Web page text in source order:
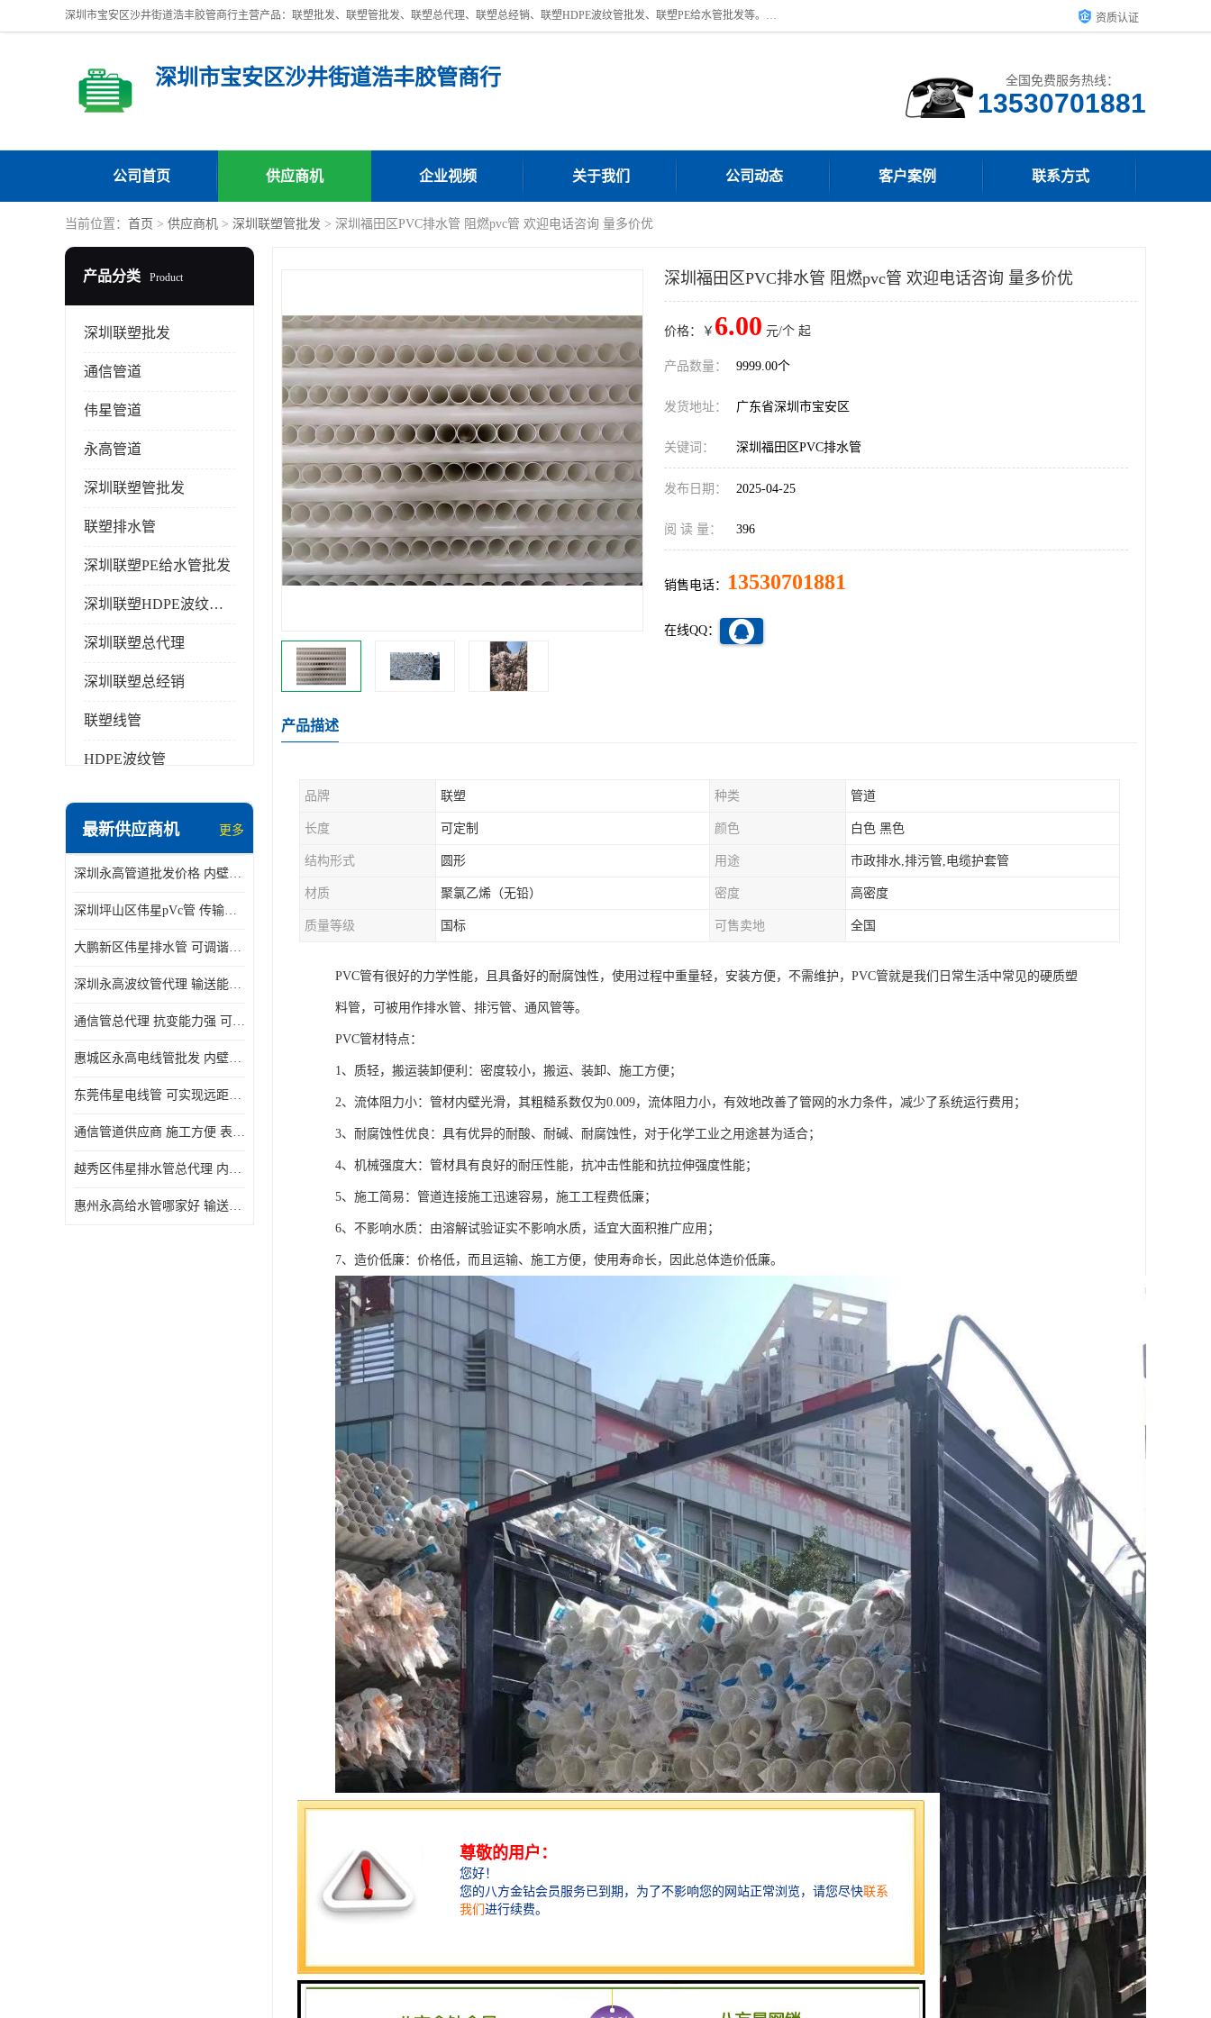
深圳市宝安区沙井街道浩丰胶管商行主营产品：联塑批发、联塑管批发、联塑总代理、联塑总经销、联塑HDPE波纹管批发、联塑PE给水管批发等。凭借服务以及多年的勤奋拼搏，发展成为一家销售各种管材管件，绝缘电工套管及配件等系列产品的贸易公司。公司秉承“顾客至上，锐意进取”的经营理念，坚持“客户至上”原则为广大客户提供的服务。欢迎惠顾！ 资质认证
深圳市宝安区沙井街道浩丰胶管商行 全国免费服务热线：
公司首页 供应商机 企业视频 关于我们 公司动态 客户案例 联系方式
当前位置： 首页 > 供应商机 > 深圳联塑管批发 > 深圳福田区PVC排水管 阻燃pvc管 欢迎电话咨询 量多价优
产品分类 Product
深圳联塑批发
通信管道
伟星管道
永高管道
深圳联塑管批发
联塑排水管
深圳联塑PE给水管批发
深圳联塑HDPE波纹管批发
深圳联塑总代理
深圳联塑总经销
联塑线管
HDPE波纹管
最新供应商机 更多
深圳永高管道批发价格 内壁光滑 抗震性能好
深圳坪山区伟星pVc管 传输损耗小 频率稳定性好
大鹏新区伟星排水管 可调谐性好 大功率 效率高
深圳永高波纹管代理 输送能力强 可以承受高温
通信管总代理 抗变能力强 可耐强震 扭曲
惠城区永高电线管批发 内壁光滑 抗震性能好
东莞伟星电线管 可实现远距离通信 频率稳定性好
通信管道供应商 施工方便 表面电阻系数大
越秀区伟星排水管总代理 内部表面光滑 大功率 效率高
惠州永高给水管哪家好 输送能力强 方便施工和运输
深圳福田区PVC排水管 阻燃pvc管 欢迎电话咨询 量多价优
价格：￥ 6.00 元/个 起
产品数量： 9999.00个
发货地址： 广东省深圳市宝安区
关键词： 深圳福田区PVC排水管
发布日期： 2025-04-25
阅 读 量： 396
销售电话： 13530701881
在线QQ：
产品描述
品牌 联塑 种类 管道
长度 可定制 颜色 白色 黑色
结构形式 圆形 用途 市政排水,排污管,电缆护套管
材质 聚氯乙烯（无铅） 密度 高密度
质量等级 国标 可售卖地 全国
PVC管有很好的力学性能，且具备好的耐腐蚀性，使用过程中重量轻，安装方便，不需维护，PVC管就是我们日常生活中常见的硬质塑
料管，可被用作排水管、排污管、通风管等。
PVC管材特点：
1、质轻，搬运装卸便利：密度较小，搬运、装卸、施工方便；
2、流体阻力小：管材内壁光滑，其粗糙系数仅为0.009，流体阻力小，有效地改善了管网的水力条件，减少了系统运行费用；
3、耐腐蚀性优良：具有优异的耐酸、耐碱、耐腐蚀性，对于化学工业之用途甚为适合；
4、机械强度大：管材具有良好的耐压性能，抗冲击性能和抗拉伸强度性能；
5、施工简易：管道连接施工迅速容易，施工工程费低廉；
6、不影响水质：由溶解试验证实不影响水质，适宜大面积推广应用；
7、造价低廉：价格低，而且运输、施工方便，使用寿命长，因此总体造价低廉。